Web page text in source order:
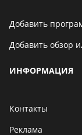
Добавить
Добавить обзор
ИНФОРМАЦИЯ
Контакты
Реклама